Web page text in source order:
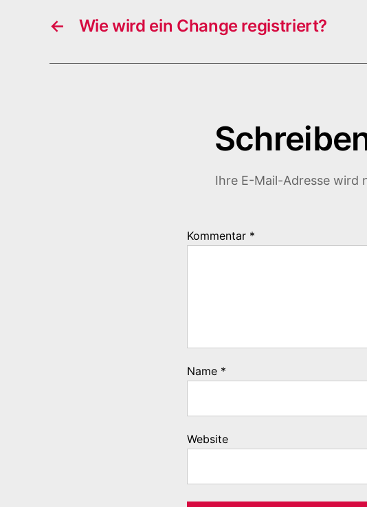
← Wie wird ein Change registriert?
Ihre E-Mail-Adresse
Kommentar *
Name *
Website